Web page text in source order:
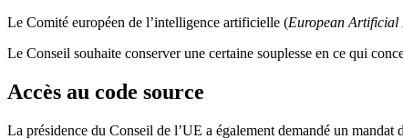
Le Comité européen de l’intelligence artificielle (European Artificial
Le Conseil souhaite conserver une certaine souplesse en ce qui
Accès au code source
La présidence du Conseil de l’UE a également demandé un